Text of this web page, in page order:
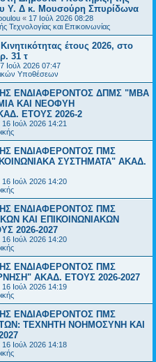
Υ. Δ κ. Μουσούρη Σπυρίδωνα
« 17 Ιούλ 2026 08:28
Τεχνολογίας και Επικοινωνίας
έτους 2026, στο
31 τ
Ιούλ 2026 07:47
Υποθέσεων
ΕΝΔΙΑΦΕΡΟΝΤΟΣ ΔΠΜΣ "ΜΒΑ
ΚΑΙ ΝΕΟΦΥΗ
ΕΤΟΥΣ 2026-2
16 Ιούλ 2026 14:21
ΕΝΔΙΑΦΕΡΟΝΤΟΣ ΠΜΣ
ΣΥΣΤΗΜΑΤΑ" ΑΚΑΔ.
16 Ιούλ 2026 14:20
ΕΝΔΙΑΦΕΡΟΝΤΟΣ ΠΜΣ
ΚΑΙ ΕΠΙΚΟΙΝΩΝΙΑΚΩΝ
2026-2027
16 Ιούλ 2026 14:20
ΕΝΔΙΑΦΕΡΟΝΤΟΣ ΠΜΣ
ΑΚΑΔ. ΕΤΟΥΣ 2026-2027
16 Ιούλ 2026 14:19
ΕΝΔΙΑΦΕΡΟΝΤΟΣ ΠΜΣ
ΤΕΧΝΗΤΗ ΝΟΗΜΟΣΥΝΗ ΚΑΙ
16 Ιούλ 2026 14:18